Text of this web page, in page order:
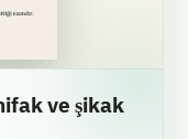
ve şikak